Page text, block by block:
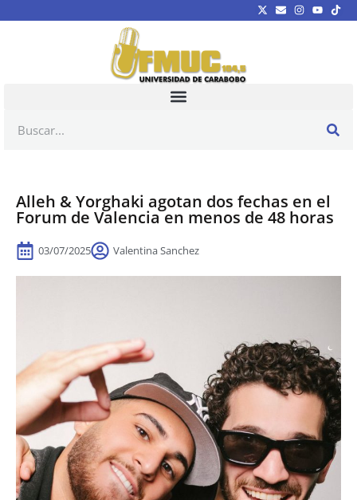
Alleh & Yorghaki agotan dos fechas en el
Forum de Valencia en menos de 48 horas
03/07/2025 Valentina Sanchez